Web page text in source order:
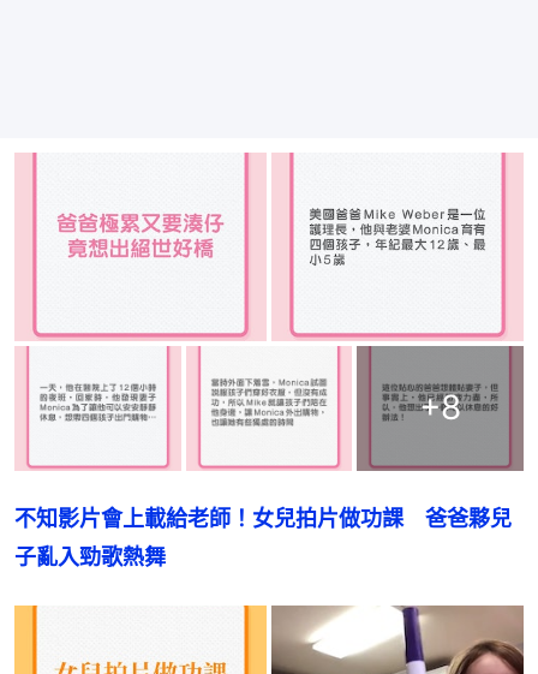
+8
不知影片會上載給老師！女兒拍片做功課　爸爸夥兒
子亂入勁歌熱舞